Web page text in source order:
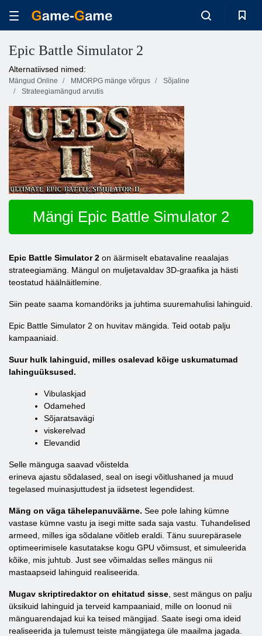
Epic Battle Simulator 2
Alternatiivsed nimed:
Mängud Online MMORPG mänge võrgus
Sõjaline
Strateegiamängud arvutis
Mängi Epic Battle Simulator 2
Epic Battle Simulator 2 on äärmiselt ebatavaline reaalajas
strateegiamäng. Mängul on muljetavaldav 3D-graafika ja hästi
teostatud häälnäitlemine.
Siin peate saama komandöriks ja juhtima suuremahulisi lahinguid.
Epic Battle Simulator 2 on huvitav mängida. Teid ootab palju
kampaaniaid.
Suur hulk lahinguid, milles osalevad kõige uskumatumad
lahinguüksused.
Vibulaskjad
Odamehed
Sõjaratsavägi
viskerelvad
Elevandid
Selle mänguga saavad võistelda
erineva ajastu sõdalased, seal on isegi võitlushaned ja muud
tegelased muinasjuttudest ja iidsetest legendidest.
Mäng on väga tähelepanuväärne. See pole lahing kümne
vastase kümne vastu ja isegi mitte sada saja vastu. Tuhandelised
armeed, milles iga sõdalane võitleb eraldi. Tänu suurepärasele
optimeerimisele kasutatakse kogu GPU võimsust, et simuleerida
kõike, mis juhtub. Just see võimaldas selles mängus nii
mastaapseid lahinguid realiseerida.
Mugav skriptiredaktor on ehitatud sisse , sest mängus on palju
üksikuid lahinguid ja terveid kampaaniaid, mille on loonud nii
mänguarendajad kui ka teised mängijad. Saate isegi oma ideid
realiseerida ja tulemust teiste mängijatega üle maailma jagada.